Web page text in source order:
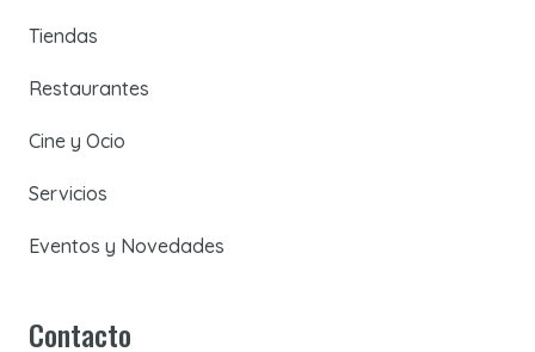
Tiendas
Restaurantes
Cine y Ocio
Servicios
Eventos y Novedades
Contacto